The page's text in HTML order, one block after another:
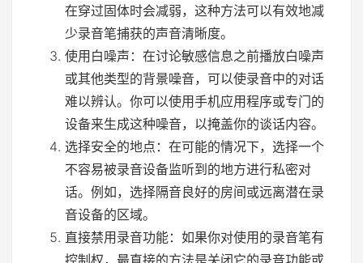
在穿过固体时会减弱，这种方法可以有效地减
少录音笔捕获的声音清晰度。
使用白噪声：在讨论敏感信息之前播放白噪声
或其他类型的背景噪音，可以使录音中的对话
难以辨认。你可以使用手机应用程序或专门的
设备来生成这种噪音，以掩盖你的谈话内容。
选择安全的地点：在可能的情况下，选择一个
不容易被录音设备监听到的地方进行私密对
话。例如，选择隔音良好的房间或远离潜在录
音设备的区域。
直接禁用录音功能：如果你对使用的录音笔有